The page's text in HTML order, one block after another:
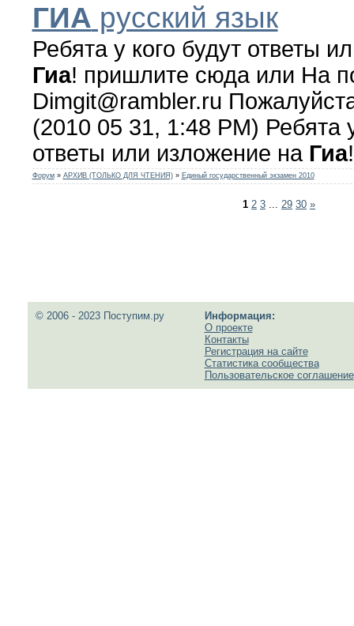
ГИА русский язык
Ребята у кого будут ответы
Гиа! пришлите сюда или На
Dimgit@rambler.ru
(2010 05 31, 1:48 PM) Ребята
ответы или изложение на Гиа!
Форум » АРХИВ (ТОЛЬКО ДЛЯ ЧТЕНИЯ) » Единый государственный экзамен 2010
1 2 3 29 30 »
© 2006 - 2023 Поступим.ру
Информация:
О проекте
Контакты
Регистрация на сайте
Статистика сообщества
Пользовательское соглашение